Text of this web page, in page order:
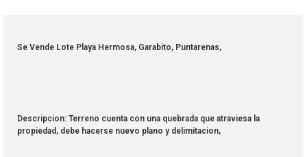
Se Vende Lote Playa Hermosa, Garabito, Puntarenas,
Descripcion: Terreno cuenta con una quebrada que atraviesa la
propiedad, debe hacerse nuevo plano y delimitacion,